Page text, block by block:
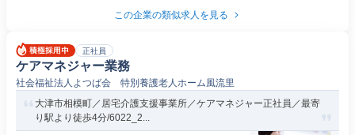
この企業の類似求人を見る
正社員
ケアマネジャー業務
社会福祉法人よつば会 特別養護老人ホーム風流里
大津市相模町／居宅介護支援事業所／ケアマネジャー正社員／最寄
り駅より徒歩4分/6022_2...